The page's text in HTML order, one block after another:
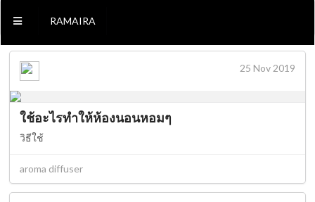
RAMAIRA
25 Nov 2019
ใช้อะไรทำให้ห้องนอนหอมๆ
วิธีใช้
aroma diffuser